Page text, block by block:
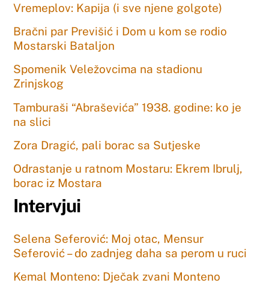
Vremeplov: Kapija (i sve njene golgote)
Bračni par Previšić i Dom u kom se rodio
Mostarski Bataljon
Spomenik Veležovcima na stadionu
Zrinjskog
Tamburaši “Abraševića” 1938. godine: ko je
na slici
Zora Dragić, pali borac sa Sutjeske
Odrastanje u ratnom Mostaru: Ekrem Ibrulj,
borac iz Mostara
Intervjui
Selena Seferović: Moj otac, Mensur
Seferović – do zadnjeg daha sa perom u ruci
Kemal Monteno: Dječak zvani Monteno